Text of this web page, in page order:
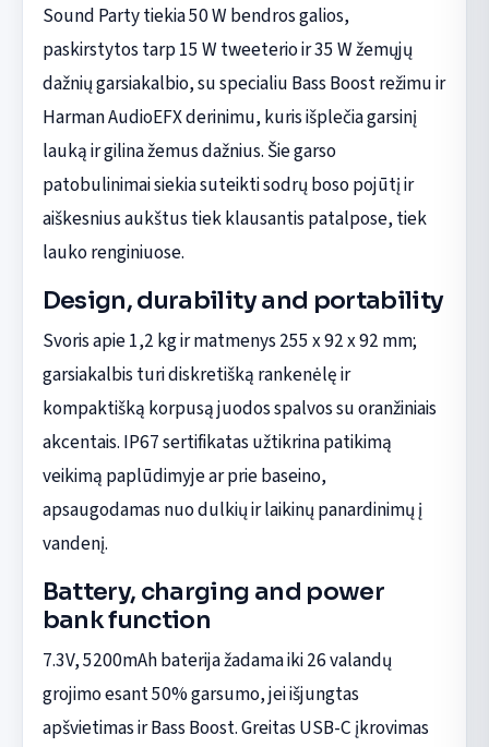
Sound Party tiekia 50 W bendros galios,
paskirstytos tarp 15 W tweeterio ir 35 W žemųjų
dažnių garsiakalbio, su specialiu Bass Boost režimu ir
Harman AudioEFX derinimu, kuris išplečia garsinį
lauką ir gilina žemus dažnius. Šie garso
patobulinimai siekia suteikti sodrų boso pojūtį ir
aiškesnius aukštus tiek klausantis patalpose, tiek
lauko renginiuose.
Design, durability and portability
Svoris apie 1,2 kg ir matmenys 255 x 92 x 92 mm;
garsiakalbis turi diskretišką rankenėlę ir
kompaktišką korpusą juodos spalvos su oranžiniais
akcentais. IP67 sertifikatas užtikrina patikimą
veikimą paplūdimyje ar prie baseino,
apsaugodamas nuo dulkių ir laikinų panardinimų į
vandenį.
Battery, charging and power
bank function
7.3V, 5200mAh baterija žadama iki 26 valandų
grojimo esant 50% garsumo, jei išjungtas
apšvietimas ir Bass Boost. Greitas USB-C įkrovimas